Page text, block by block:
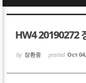
HW4 20190272
by 장환중 posted Oct